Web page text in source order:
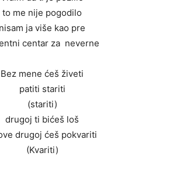
to me nije pogodilo
nisam ja više kao pre
centar za neverne
Bez mene ćeš živeti
patiti stariti
(stariti)
drugoj ti bićeš loš
drugoj ćeš pokvariti
(Kvariti)